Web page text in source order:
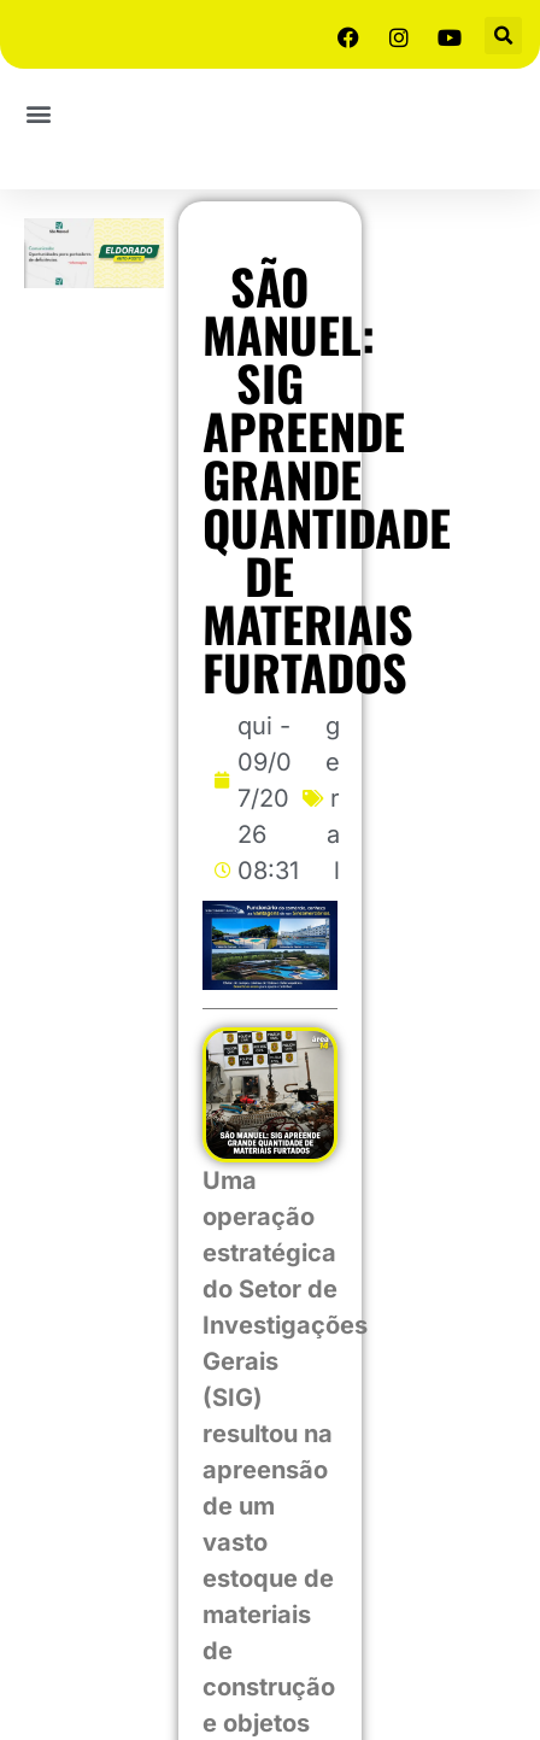
SÃO
MANUEL:
SIG
APREENDE
GRANDE
QUANTIDADE
DE
MATERIAIS
FURTADOS
qui -
09/0
7/20
26
08:31
g
e
r
a
l
Uma
operação
estratégica
do Setor de
Investigações
Gerais
(SIG)
resultou na
apreensão
de um
vasto
estoque de
materiais
de
construção
e objetos